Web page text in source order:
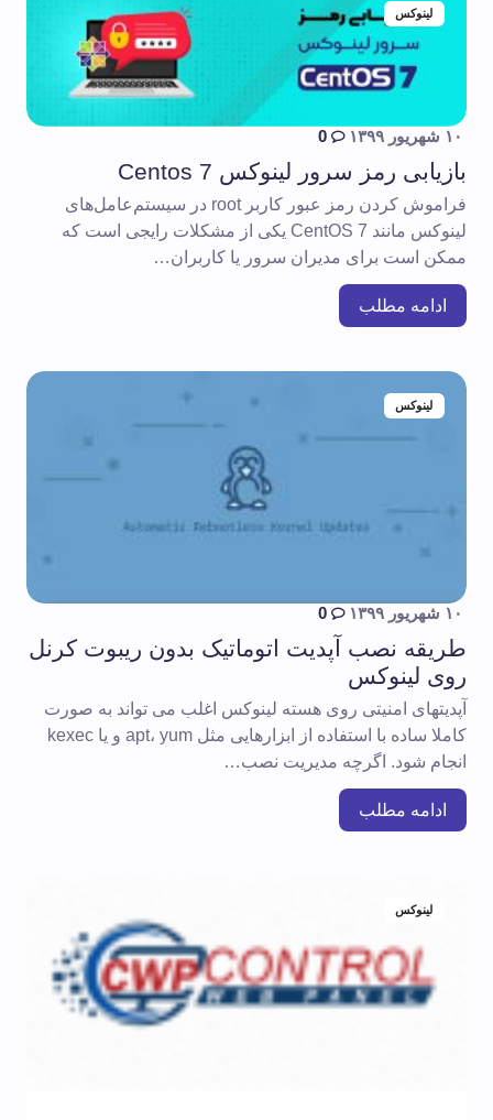
لینوکس
۱۰ شهریور ۱۳۹۹ 0
بازیابی رمز سرور لینوکس Centos 7
فراموش کردن رمز عبور کاربر root در سیستم‌عامل‌های
لینوکس مانند CentOS 7 یکی از مشکلات رایجی است که
ممکن است برای مدیران سرور یا کاربران…
ادامه مطلب
لینوکس
۱۰ شهریور ۱۳۹۹ 0
طریقه نصب آپدیت اتوماتیک بدون ریبوت کرنل
روی لینوکس
آپدیتهای امنیتی روی هسته لینوکس اغلب می تواند به صورت
کاملا ساده با استفاده از ابزارهایی مثل apt، yum و یا kexec
انجام شود. اگرچه مدیریت نصب…
ادامه مطلب
لینوکس